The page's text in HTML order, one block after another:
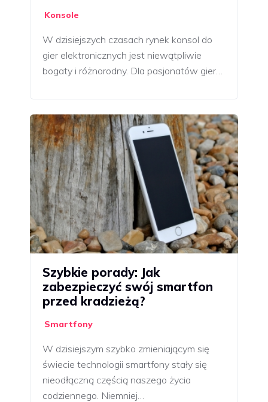
Konsole
W dzisiejszych czasach rynek konsol do
gier elektronicznych jest niewątpliwie
bogaty i różnorodny. Dla pasjonatów gier…
Szybkie porady: Jak
zabezpieczyć swój smartfon
przed kradzieżą?
Smartfony
W dzisiejszym szybko zmieniającym się
świecie technologii smartfony stały się
nieodłączną częścią naszego życia
codziennego. Niemniej…